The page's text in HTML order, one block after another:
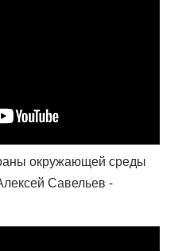
окружающей среды
Савельев -